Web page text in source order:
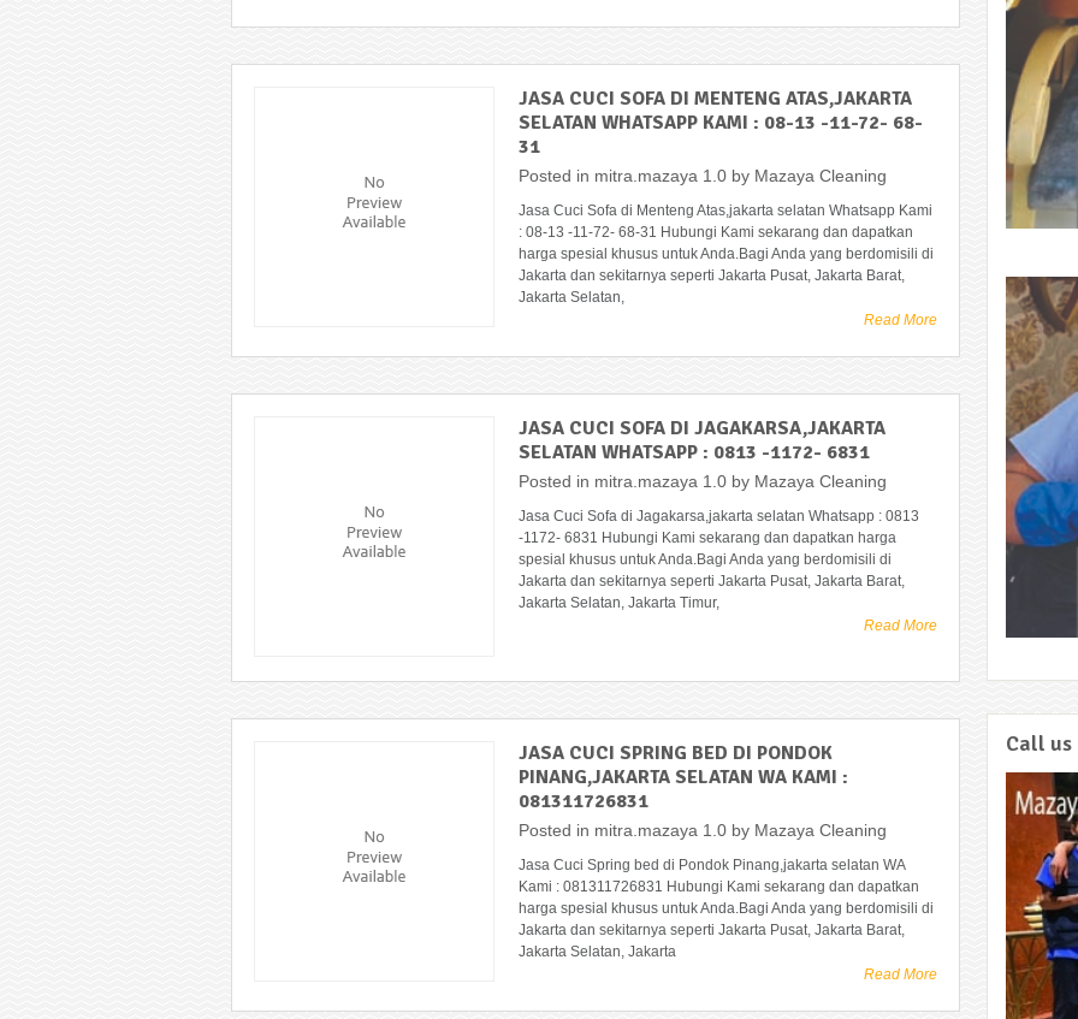
JASA CUCI SOFA DI MENTENG ATAS,JAKARTA
SELATAN WHATSAPP KAMI : 08-13 -11-72- 68-
31
Posted in mitra.mazaya 1.0 by Mazaya Cleaning
Jasa Cuci Sofa di Menteng Atas,jakarta selatan Whatsapp Kami
: 08-13 -11-72- 68-31 Hubungi Kami sekarang dan dapatkan
harga spesial khusus untuk Anda.Bagi Anda yang berdomisili di
Jakarta dan sekitarnya seperti Jakarta Pusat, Jakarta Barat,
Jakarta Selatan,
Read More
JASA CUCI SOFA DI JAGAKARSA,JAKARTA
SELATAN WHATSAPP : 0813 -1172- 6831
Posted in mitra.mazaya 1.0 by Mazaya Cleaning
Jasa Cuci Sofa di Jagakarsa,jakarta selatan Whatsapp : 0813
-1172- 6831 Hubungi Kami sekarang dan dapatkan harga
spesial khusus untuk Anda.Bagi Anda yang berdomisili di
Jakarta dan sekitarnya seperti Jakarta Pusat, Jakarta Barat,
Jakarta Selatan, Jakarta Timur,
Read More
JASA CUCI SPRING BED DI PONDOK
PINANG,JAKARTA SELATAN WA KAMI :
081311726831
Posted in mitra.mazaya 1.0 by Mazaya Cleaning
Jasa Cuci Spring bed di Pondok Pinang,jakarta selatan WA
Kami : 081311726831 Hubungi Kami sekarang dan dapatkan
harga spesial khusus untuk Anda.Bagi Anda yang berdomisili di
Jakarta dan sekitarnya seperti Jakarta Pusat, Jakarta Barat,
Jakarta Selatan, Jakarta
Read More
Call us